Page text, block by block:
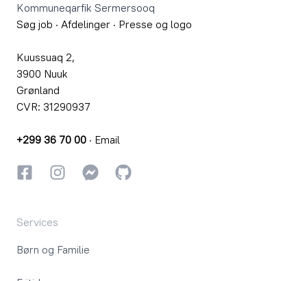
Kommuneqarfik Sermersooq
Søg job · Afdelinger · Presse og logo
Kuussuaq 2,
3900 Nuuk
Grønland
CVR: 31290937
+299 36 70 00 · Email
FacebookInstagramInstagram
GitHub
Services
Børn og Familie